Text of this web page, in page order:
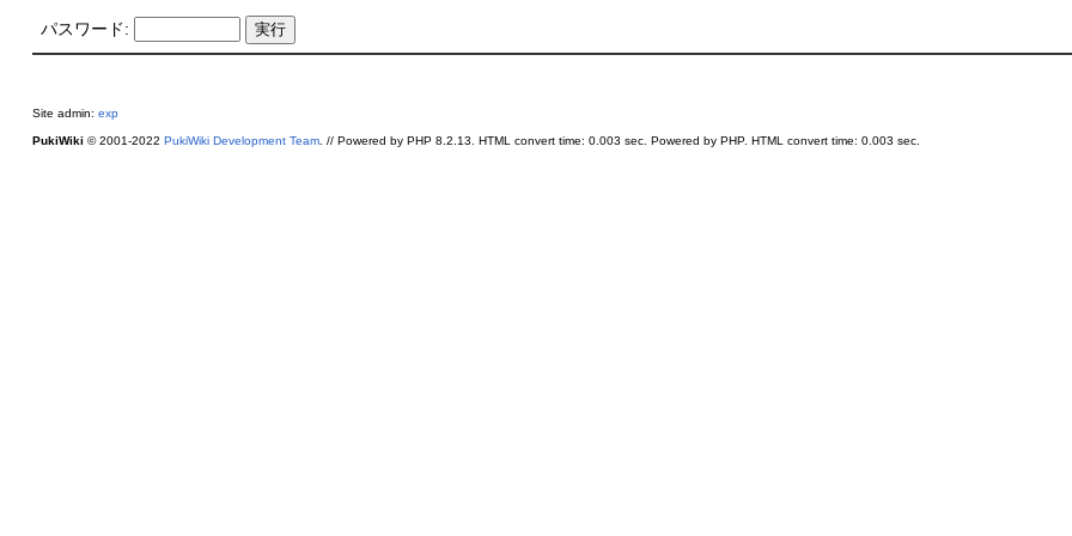
パスワード:
Site admin: exp
PukiWiki © 2001-2022 PukiWiki Development Team. // Powered by PHP 8.2.13. HTML convert time: 0.003 sec. Powered by PHP. HTML convert time: 0.003 sec.